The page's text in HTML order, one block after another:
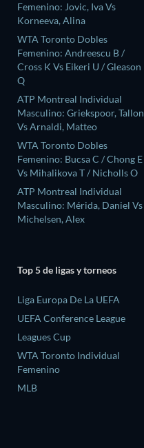
Femenino: Jovic, Iva Vs
Korneeva, Alina
WTA Toronto Dobles
Femenino: Andreescu B /
Cross K Vs Eikeri U / Gleason
Q
ATP Montreal Individual
Masculino: Griekspoor, Tallon
Vs Arnaldi, Matteo
WTA Toronto Dobles
Femenino: Bucsa C / Chong E
Vs Mihalikova T / Nicholls O
ATP Montreal Individual
Masculino: Mérida, Daniel Vs
Michelsen, Alex
Top 5 de ligas y torneos
Liga Europa De La UEFA
UEFA Conference League
Leagues Cup
WTA Toronto Individual
Femenino
MLB